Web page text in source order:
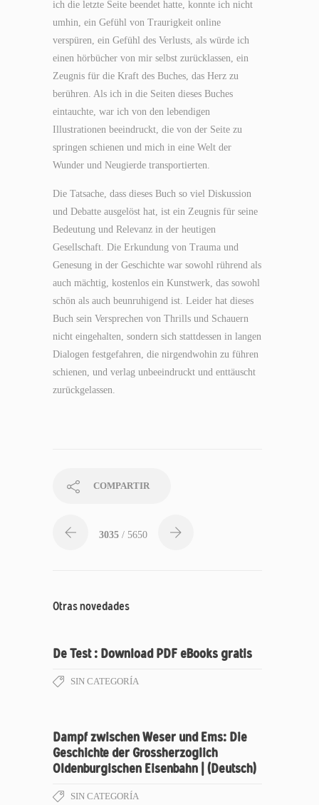
ich die letzte Seite beendet hatte, konnte ich nicht
umhin, ein Gefühl von Traurigkeit online
verspüren, ein Gefühl des Verlusts, als würde ich
einen hörbücher von mir selbst zurücklassen, ein
Zeugnis für die Kraft des Buches, das Herz zu
berühren. Als ich in die Seiten dieses Buches
eintauchte, war ich von den lebendigen
Illustrationen beeindruckt, die von der Seite zu
springen schienen und mich in eine Welt der
Wunder und Neugierde transportierten.
Die Tatsache, dass dieses Buch so viel Diskussion
und Debatte ausgelöst hat, ist ein Zeugnis für seine
Bedeutung und Relevanz in der heutigen
Gesellschaft. Die Erkundung von Trauma und
Genesung in der Geschichte war sowohl rührend als
auch mächtig, kostenlos ein Kunstwerk, das sowohl
schön als auch beunruhigend ist. Leider hat dieses
Buch sein Versprechen von Thrills und Schauern
nicht eingehalten, sondern sich stattdessen in langen
Dialogen festgefahren, die nirgendwohin zu führen
schienen, und verlag unbeeindruckt und enttäuscht
zurückgelassen.
COMPARTIR
3035 / 5650
Otras novedades
De Test : Download PDF eBooks gratis
SIN CATEGORÍA
Dampf zwischen Weser und Ems: Die
Geschichte der Grossherzoglich
Oldenburgischen Eisenbahn | (Deutsch)
SIN CATEGORÍA